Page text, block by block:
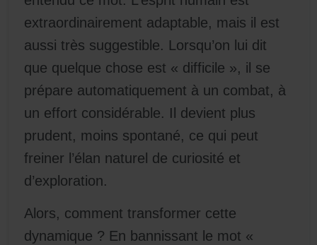
extraordinairement adaptable, mais il est
aussi très suggestible. Lorsqu’on lui dit
que quelque chose est « difficile », il se
prépare automatiquement à un combat, à
un effort considérable. Il devient plus
prudent, moins spontané, ce qui peut
freiner l’élan naturel de curiosité et
d’exploration.
Alors, comment transformer cette
dynamique ? En bannissant le mot «